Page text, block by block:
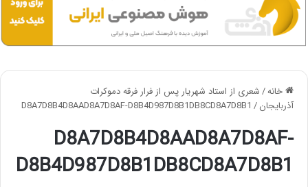
خانه/شعری از استاد شهریار پس از فرار فرقه دموکرات
آذربایجان/
D8A7D8B4D8AAD8A7D8AF-D8B4D987D8B1DB8CD8A7D8B1
D8A7D8B4D8AAD8A7D8AF-
D8B4D987D8B1DB8CD8A7D8B1